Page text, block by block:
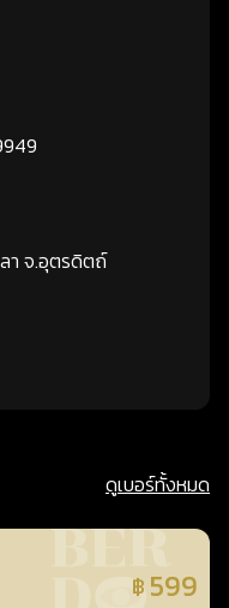
า จ.อุตรดิตถ์
ดูเบอร์ทั้งหมด
ยันแล้ว ฿ 599